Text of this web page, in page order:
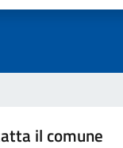
il comune